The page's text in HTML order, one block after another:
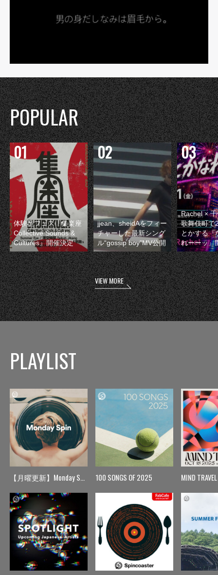
POPULAR
体験型フェス『集楽座
Collective Sounds &
Cultures』開催決定
jjean、sheidAをフィー
チャーした最新シング
ル“gossip boy”MV公開
Rachel ×
歌舞伎町で
とかする『
れーーッ』
VIEW MORE
PLAYLIST
【月曜更新】Monday Spin 100 SONGS OF 2025 MIND TRAVEL